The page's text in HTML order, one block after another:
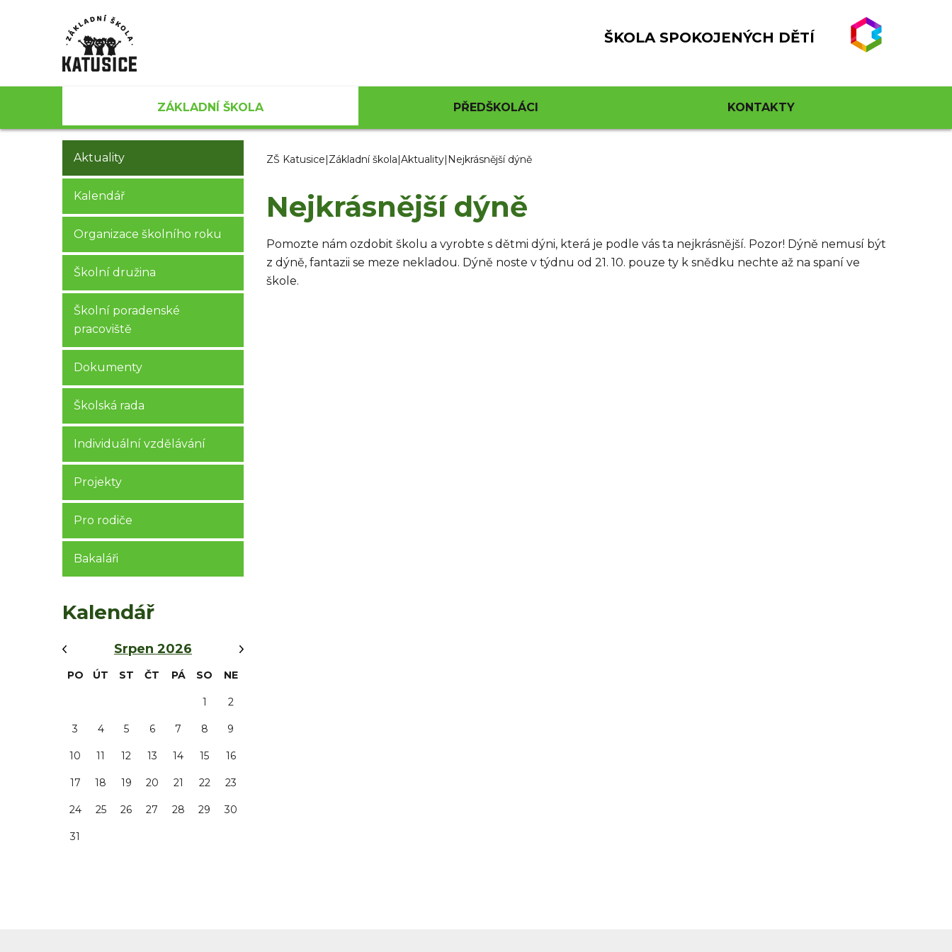
ŠKOLA SPOKOJENÝCH DĚTÍ
ZÁKLADNÍ ŠKOLA PŘEDŠKOLÁCI KONTAKTY
ZŠ Katusice|Základní škola|Aktuality| Nejkrásnější dýně
Nejkrásnější dýně
Pomozte nám ozdobit školu a vyrobte s dětmi dýni, která je podle vás ta nejkrásnější. Pozor! Dýně nemusí být
z dýně, fantazii se meze nekladou. Dýně noste v týdnu od 21. 10. pouze ty k snědku nechte až na spaní ve
škole.
Aktuality
Kalendář
Organizace školního roku
Školní družina
Školní poradenské
pracoviště
Dokumenty
Školská rada
Individuální vzdělávání
Projekty
Pro rodiče
Bakaláři
Kalendář
Srpen 2026
PO ÚT ST ČT PÁ SO NE
1 2
3 4 5 6 7 8 9
10 11 12 13 14 15 16
17 18 19 20 21 22 23
24 25 26 27 28 29 30
31